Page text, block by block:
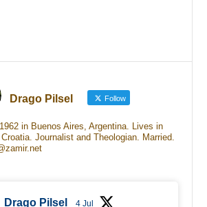
Drago Pilsel Follow
in Buenos Aires, Argentina. Lives in
Journalist and Theologian. Married.
Drago Pilsel 4 Jul